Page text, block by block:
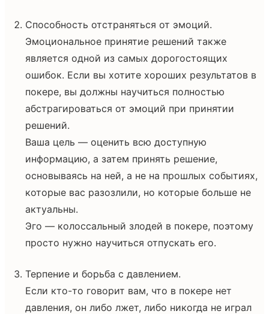
Способность отстраняться от эмоций.
Эмоциональное принятие решений также
является одной из самых дорогостоящих
ошибок. Если вы хотите хороших результатов в
покере, вы должны научиться полностью
абстрагироваться от эмоций при принятии
решений.
Ваша цель — оценить всю доступную
информацию, а затем принять решение,
основываясь на ней, а не на прошлых событиях,
которые вас разозлили, но которые больше не
актуальны.
Эго — колоссальный злодей в покере, поэтому
просто нужно научиться отпускать его.
Терпение и борьба с давлением.
Если кто-то говорит вам, что в покере нет
давления, он либо лжет, либо никогда не играл